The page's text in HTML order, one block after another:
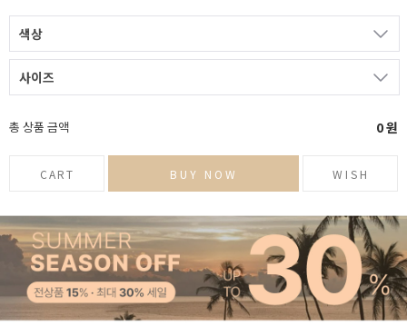
색상
사이즈
총 상품 금액 0원
CART BUY NOW WISH